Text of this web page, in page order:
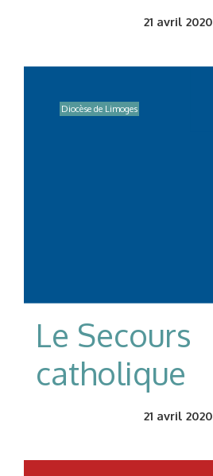
21 avril 2020
Diocèse de Limoges
Le Secours
catholique
21 avril 2020